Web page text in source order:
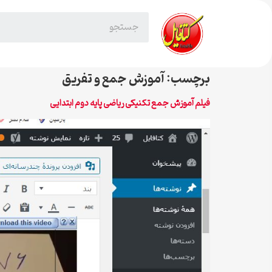
برچسب:آموزش جمع و تفریق
فیلم آموزش جمع تکنیکی ریاضی پایه دوم ابتدایی